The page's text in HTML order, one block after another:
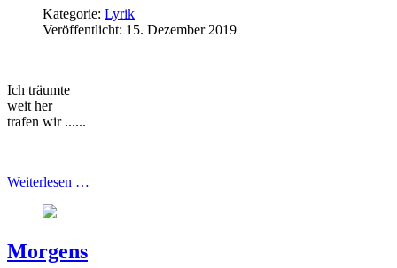
Kategorie: Lyrik
Veröffentlicht: 15. Dezember 2019
Ich träumte
weit her
trafen wir ......
Weiterlesen …
Morgens